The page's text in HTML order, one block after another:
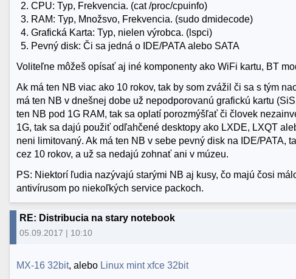
CPU: Typ, Frekvencia. (cat /proc/cpuinfo)
RAM: Typ, Množsvo, Frekvencia. (sudo dmidecode)
Grafická Karta: Typ, nielen výrobca. (lspci)
Pevný disk: Či sa jedná o IDE/PATA alebo SATA
Voliteľne môžeš opísať aj iné komponenty ako WiFi kartu, BT
Ak má ten NB viac ako 10 rokov, tak by som zvážil či sa s tým
má ten NB v dnešnej dobe už nepodporovanú grafickú kartu
ten NB pod 1G RAM, tak sa oplatí porozmýšľať či človek
1G, tak sa dajú použiť odľahčené desktopy ako LXDE, LXQT
neni limitovaný. Ak má ten NB v sebe pevný disk na IDE/PATA,
cez 10 rokov, a už sa nedajú zohnať ani v múzeu.
PS: Niektorí ľudia nazývajú starými NB aj kusy, čo majú čosi
antivírusom po niekoľkých service packoch.
RE: Distribucia na stary notebook
05.09.2017 | 10:10
MX-16 32bit, alebo Linux mint xfce 32bit